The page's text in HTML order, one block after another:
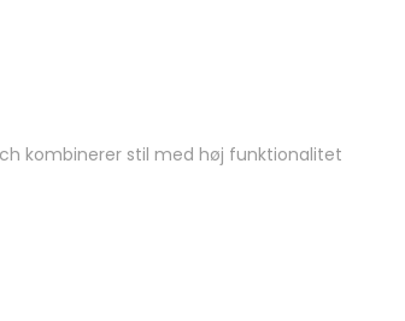
kombinerer stil med høj funktionalitet